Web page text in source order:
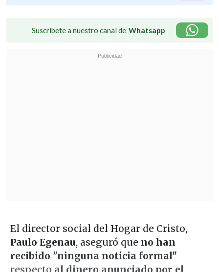
Suscríbete a nuestro canal de Whatsapp
El director social del Hogar de Cristo,
Paulo Egenau, aseguró que no han
recibido "ninguna noticia formal"
respecto al dinero anunciado por el